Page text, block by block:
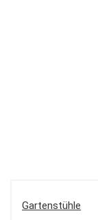
Gartenstühle